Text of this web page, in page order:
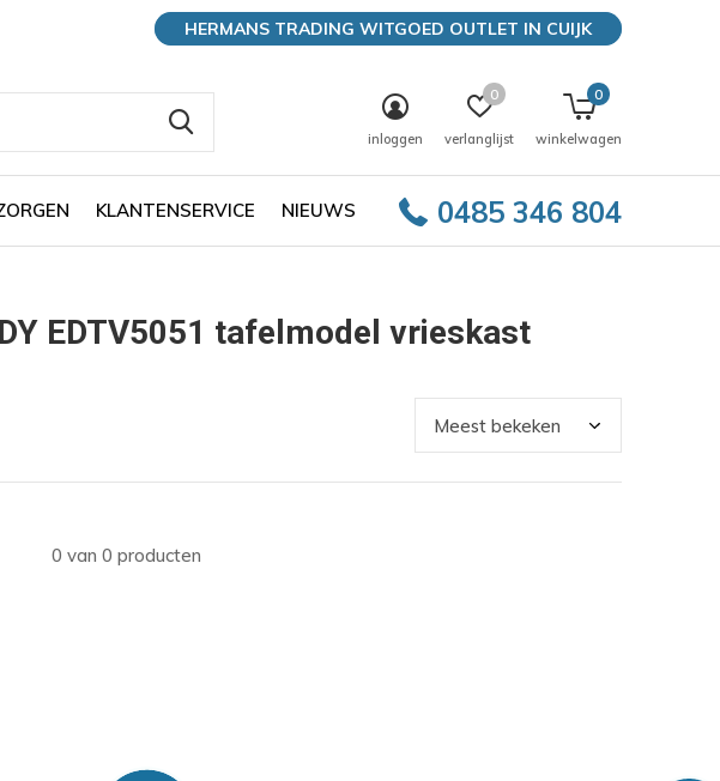
KLANTENSERVICE NIEUWS 0485 346 804
inloggen verlanglijst
0
winkelwagen
0
HERMANS TRADING WITGOED OUTLET IN CUIJK
EDTV5051 tafelmodel vrieskast
0 van 0 producten